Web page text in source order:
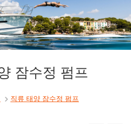
잠수정 펌프
직류 태양 잠수정 펌프